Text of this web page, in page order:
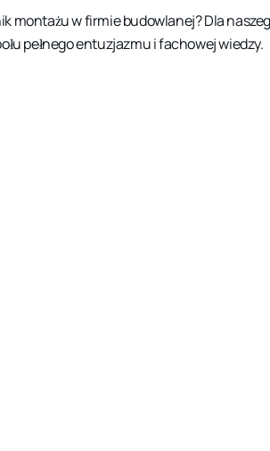
montażu w firmie budowlanej? Dla
pełnego entuzjazmu i fachowej wiedzy.